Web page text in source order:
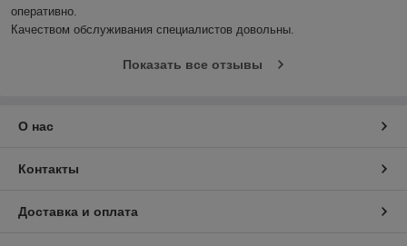
оперативно.
Качеством обслуживания специалистов довольны.
Показать все отзывы
О нас
Контакты
Доставка и оплата